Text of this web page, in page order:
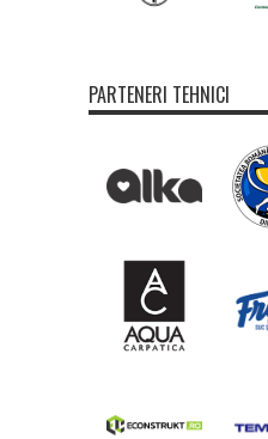
PARTENERI TEHNICI